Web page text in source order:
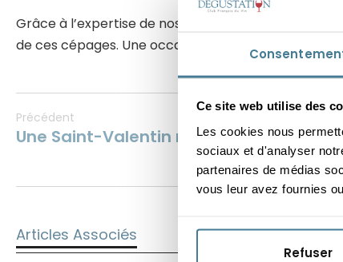
Ce site web utilise des
Les cookies nous
sociaux et d'analyser
partenaires de médias
vous leur avez fournies
Refuser
Grâce à l’expertise de nos sommeliers vous
de ces cépages. Une occasion parfaite pour
Précédent
Une Saint-Valentin réussie avec
Articles Associés